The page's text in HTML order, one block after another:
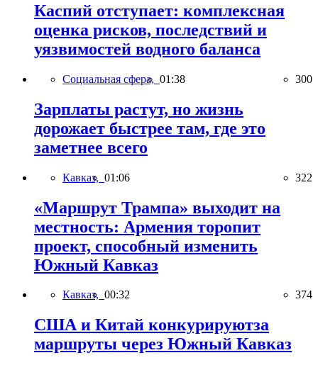
Каспий отступает: комплексная
оценка рисков, последствий и
уязвимостей водного баланса
Социальная сфера, 01:38 300
Зарплаты растут, но жизнь
дорожает быстрее там, где это
заметнее всего
Кавказ, 01:06 322
«Маршрут Трампа» выходит на
местность: Армения торопит
проект, способный изменить
Южный Кавказ
Кавказ, 00:32 374
США и Китай конкурируютза
маршруты через Южный Кавказ